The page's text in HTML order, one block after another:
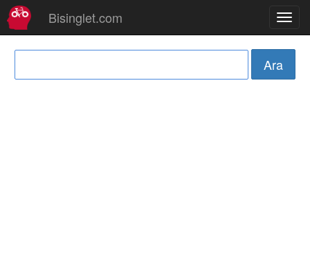
Bisinglet.com